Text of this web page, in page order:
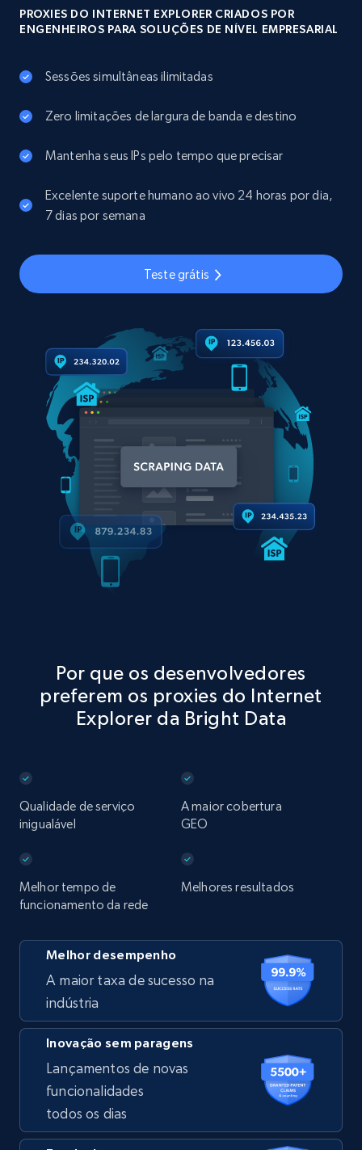
PROXIES DO INTERNET EXPLORER CRIADOS POR
ENGENHEIROS PARA SOLUÇÕES DE NÍVEL EMPRESARIAL
Sessões simultâneas ilimitadas
Zero limitações de largura de banda e destino
Mantenha seus IPs pelo tempo que precisar
Excelente suporte humano ao vivo 24 horas por dia,
7 dias por semana
Teste grátis
Por que os desenvolvedores
preferem os proxies do Internet
Explorer da Bright Data
Qualidade de serviço
inigualável
A maior cobertura
GEO
Melhor tempo de
funcionamento da rede
Melhores resultados
Melhor desempenho
A maior taxa de sucesso na
indústria
Inovação sem paragens
Lançamentos de novas
funcionalidades
todos os dias